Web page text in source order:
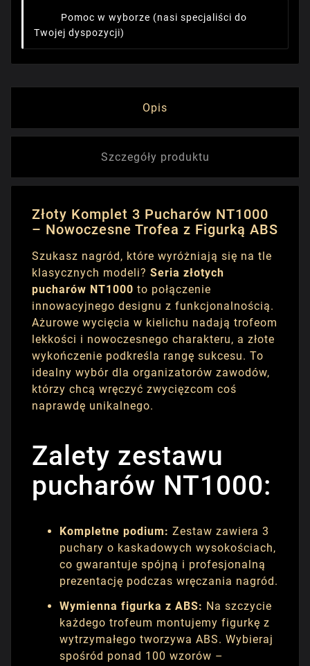
Pomoc w wyborze (nasi specjaliści do
Twojej dyspozycji)
Opis
Szczegóły produktu
Złoty Komplet 3 Pucharów NT1000
– Nowoczesne Trofea z Figurką ABS
Szukasz nagród, które wyróżniają się na tle
klasycznych modeli? Seria złotych
pucharów NT1000 to połączenie
innowacyjnego designu z funkcjonalnością.
Ażurowe wycięcia w kielichu nadają trofeom
lekkości i nowoczesnego charakteru, a złote
wykończenie podkreśla rangę sukcesu. To
idealny wybór dla organizatorów zawodów,
którzy chcą wręczyć zwycięzcom coś
naprawdę unikalnego.
Zalety zestawu
pucharów NT1000:
Kompletne podium: Zestaw zawiera 3
puchary o kaskadowych wysokościach,
co gwarantuje spójną i profesjonalną
prezentację podczas wręczania nagród.
Wymienna figurka z ABS: Na szczycie
każdego trofeum montujemy figurkę z
wytrzymałego tworzywa ABS. Wybieraj
spośród ponad 100 wzorów –